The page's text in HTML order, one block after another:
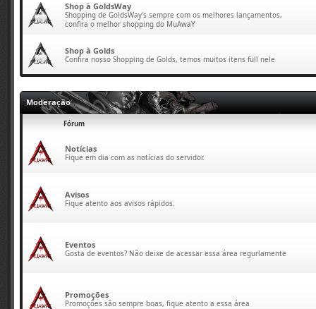
Shop à GoldsWay
Shopping de GoldsWay's sempre com os melhores lançamentos,
confira o melhor shopping do MuAwaY
Shop à Golds
Confira nosso Shopping de Golds, temos muitos itens full nele
Moderação
Fórum
Notícias
Fique em dia com as notícias do servidor.
Avisos
Fique atento aos avisos rápidos.
Eventos
Gosta de eventos? Não deixe de acessar essa área regurlamente
Promoções
Promoções são sempre boas, fique atento a essa área